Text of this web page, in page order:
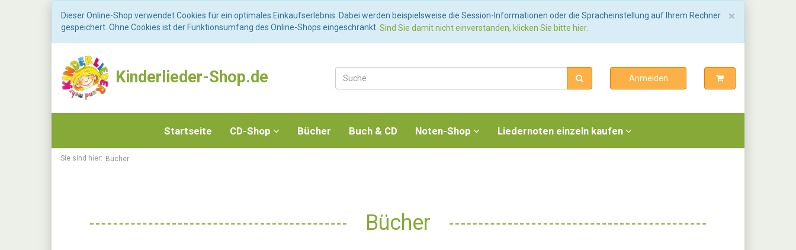
×
Dieser Online-Shop verwendet Cookies für ein optimales Einkaufserlebnis. Dabei werden beispielsweise die Session-Informationen oder die Spracheinstellung auf Ihrem Rechner
gespeichert. Ohne Cookies ist der Funktionsumfang des Online-Shops eingeschränkt. Sind Sie damit nicht einverstanden, klicken Sie bitte hier.
Kinderlieder-Shop.de Anmelden
Startseite CD-Shop Bücher Buch & CD Noten-Shop Liedernoten einzeln kaufen
Sie sind hier: Bücher
Bücher